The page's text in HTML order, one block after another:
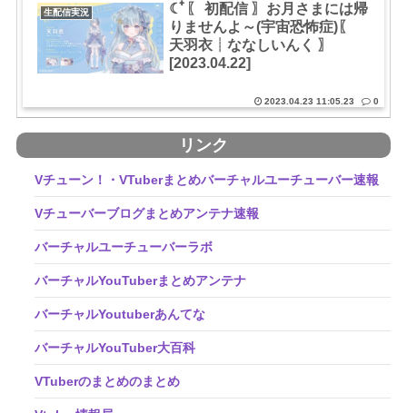
生配信実況
☾ ໋〖 初配信 〗お月さまには帰
りませんよ～(宇宙恐怖症)〖
天羽衣┊ななしいんく 〗
[2023.04.22]
2023.04.23 11:05.23 0
リンク
Vチューン！・VTuberまとめバーチャルユーチューバー速報
Vチューバーブログまとめアンテナ速報
バーチャルユーチューバーラボ
バーチャルYouTuberまとめアンテナ
バーチャルYoutuberあんてな
バーチャルYouTuber大百科
VTuberのまとめのまとめ